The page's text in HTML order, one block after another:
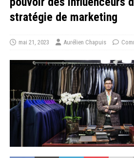
stratégie de marketing
mai 21, 2023 Aurélien Chapuis